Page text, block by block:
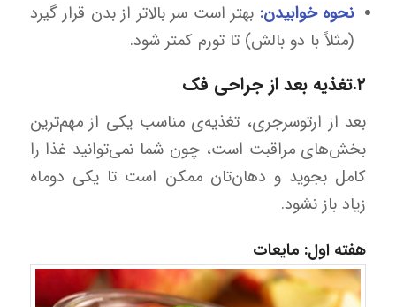
نحوه خوابیدن: بهتر است سر بالاتر از بدن قرار گیرد
(مثلاً با دو بالش) تا تورم کمتر شود.
۲.تغذیه بعد از جراحی فک
بعد از ارتوسرجری، تغذیه‌ی مناسب یکی از مهم‌ترین
بخش‌های مراقبت است، چون شما نمی‌توانید غذا را
کامل بجوید و دهان‌تان ممکن است تا یکی دوماه
زیاد باز نشود.
هفته اول: مایعات